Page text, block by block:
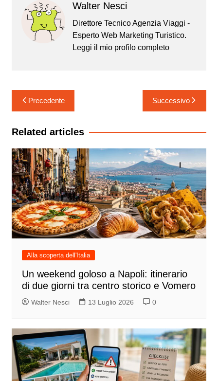
Walter Nesci
Direttore Tecnico Agenzia Viaggi -
Esperto Web Marketing Turistico.
Leggi il mio profilo completo
Navigazione
articoli
Precedente Successivo
Related articles
Alla scoperta dell'Italia
Un weekend goloso a Napoli: itinerario
di due giorni tra centro storico e Vomero
Walter Nesci 13 Luglio 2026 0